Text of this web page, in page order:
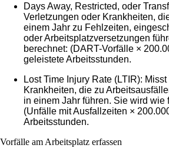
Days Away, Restricted, oder
Verletzungen oder Krankheiten,
einem Jahr zu Fehlzeiten,
oder Arbeitsplatzversetzungen
berechnet: (DART-Vorfälle ×
geleistete Arbeitsstunden.
Lost Time Injury Rate (LTIR):
Krankheiten, die zu
in einem Jahr führen. Sie wird wie
(Unfälle mit Ausfallzeiten ×
Arbeitsstunden.
Vorfälle am Arbeitsplatz erfassen